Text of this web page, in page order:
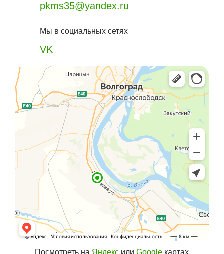
pkms35@yandex.ru
Мы в социальных сетях
VK
Посмотреть на Яндекс или Google картах